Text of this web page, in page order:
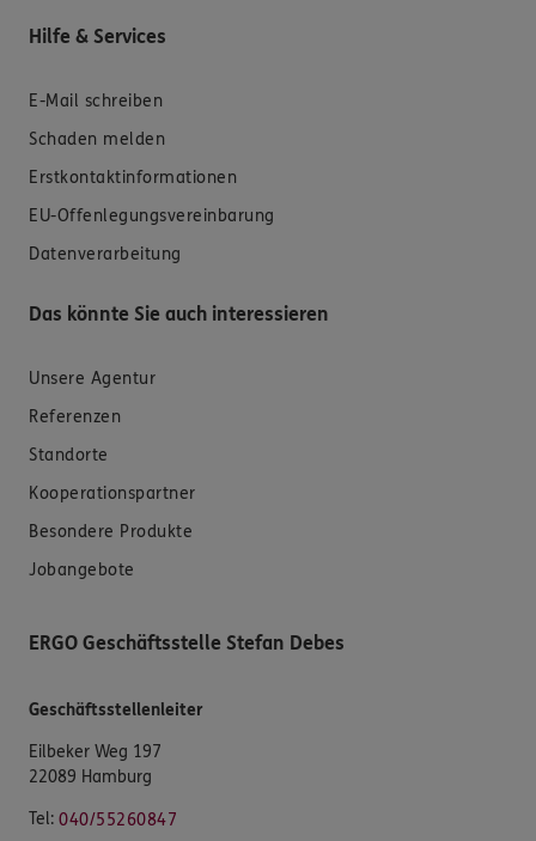
Hilfe & Services
E-Mail schreiben
Schaden melden
Erstkontaktinformationen
EU-Offenlegungsvereinbarung
Datenverarbeitung
Das könnte Sie auch interessieren
Unsere Agentur
Referenzen
Standorte
Kooperationspartner
Besondere Produkte
Jobangebote
ERGO Geschäftsstelle Stefan Debes
Geschäftsstellenleiter
Eilbeker Weg 197
22089 Hamburg
Tel: 040/55260847